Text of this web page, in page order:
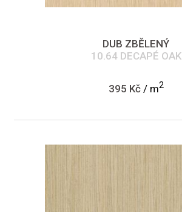
DUB ZBĚLENÝ
10.64 DECAPÉ OAK
395 Kč/ m2